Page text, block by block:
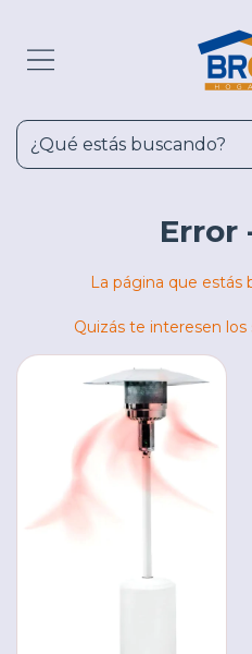
Error
La página que estás
Quizás te interesen